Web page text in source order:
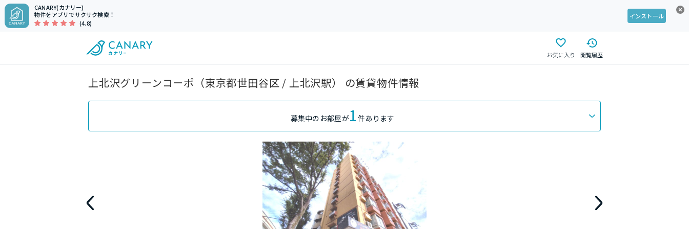
CANARY(カナリー)
物件をアプリでサクサク検索！
(4.8)
インストール
お気に入り 閲覧履歴
上北沢グリーンコーポ（東京都世田谷区 / 上北沢駅） の賃貸物件情報
募集中のお部屋が1 件あります